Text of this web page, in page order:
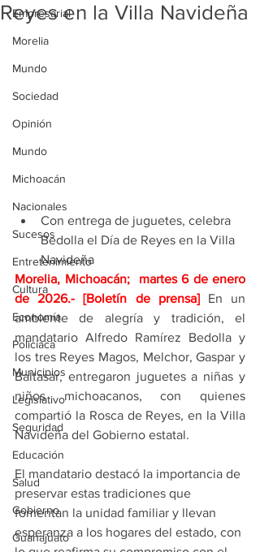
Empresarial
Morelia
Mundo
Sociedad
Opinión
Mundo
Michoacán
Nacionales
Sucesos
Entretenimiento
Cultura
Economía
Policíaca
Municipios
Legislativo
Seguridad
Educación
Salud
Gobierno
Guanajuato
Reyes en la Villa Navideña
Con entrega de juguetes, celebra
Bedolla el Día de Reyes en la Villa
Navideña
Morelia, Michoacán;  martes 6 de enero
de 2026.- [Boletín de prensa] En un
ambiente de alegría y tradición, el
mandatario Alfredo Ramírez Bedolla y
los tres Reyes Magos, Melchor, Gaspar y
Baltasar, entregaron juguetes a niñas y
niños michoacanos, con quienes
compartió la Rosca de Reyes, en la Villa
Navideña del Gobierno estatal.
El mandatario destacó la importancia de
preservar estas tradiciones que
fomentan la unidad familiar y llevan
esperanza a los hogares del estado, con